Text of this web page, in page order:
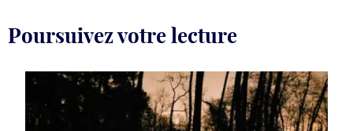
Poursuivez votre lecture